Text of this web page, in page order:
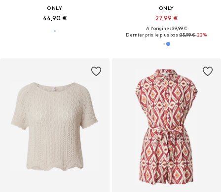
ONLY
44,90 €
ONLY
27,99 €
À l'origine : 39,99 €
Dernier prix le plus bas :35,99 €-22%